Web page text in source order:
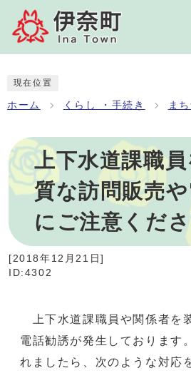
現在位置
ホーム くらし ・手続き ま
上下水道課職
質な訪問販売
にご注意くだ
[2018年12月21日]
ID:4302
上下水道課職員や関係者を
電話勧誘が発生しております
れましたら、次のような対応